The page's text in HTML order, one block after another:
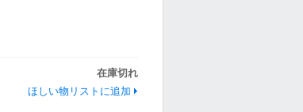
在庫切れ
ほしい物リストに追加